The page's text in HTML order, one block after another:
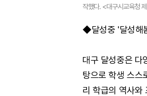
작했다. <대구시교육청
◆달성중 '달성해
대구 달성중은 다
탕으로 학생 스스
리 학급의 역사와